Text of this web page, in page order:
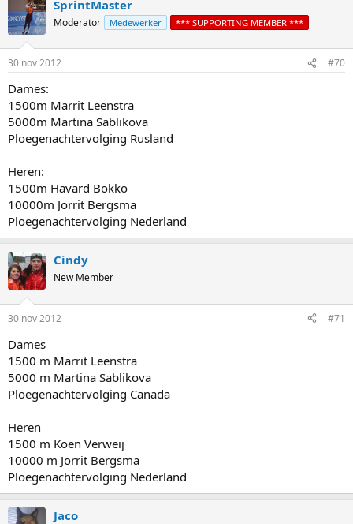
SprintMaster
Moderator Medewerker *** SUPPORTING MEMBER ***
30 nov 2012 #70
Dames:
1500m Marrit Leenstra
5000m Martina Sablikova
Ploegenachtervolging Rusland
Heren:
1500m Havard Bokko
10000m Jorrit Bergsma
Ploegenachtervolging Nederland
Cindy
New Member
30 nov 2012 #71
Dames
1500 m Marrit Leenstra
5000 m Martina Sablikova
Ploegenachtervolging Canada
Heren
1500 m Koen Verweij
10000 m Jorrit Bergsma
Ploegenachtervolging Nederland
Jaco